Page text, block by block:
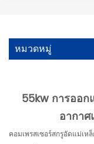
หมวดหมู่
55kw การออก
อากา
คอมเพรสเซอร์สกรูอัดแม่เ